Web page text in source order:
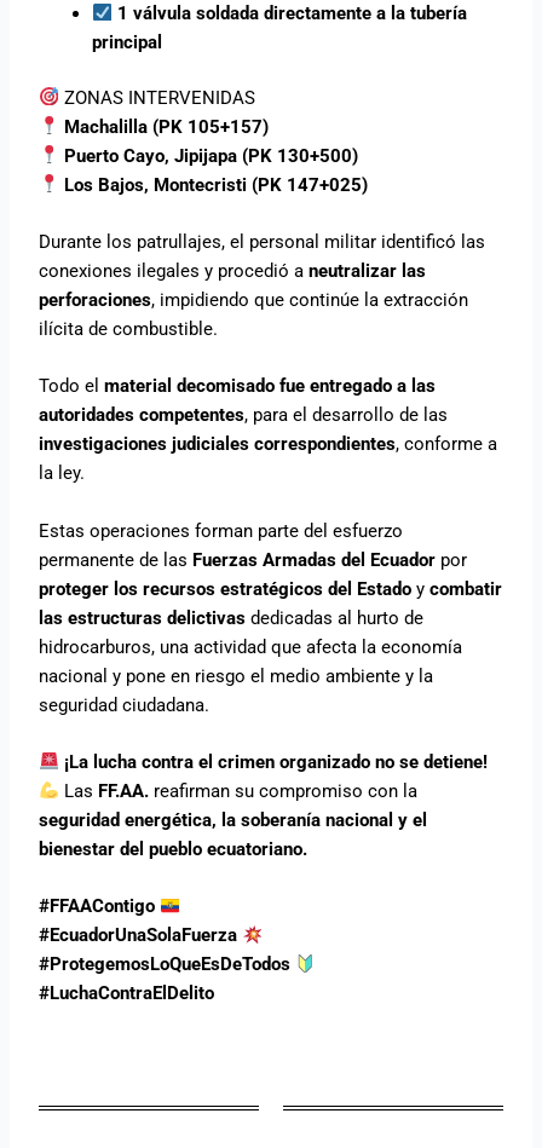
1 válvula soldada directamente a la tubería
principal
ZONAS INTERVENIDAS
Machalilla (PK 105+157)
Puerto Cayo, Jipijapa (PK 130+500)
Los Bajos, Montecristi (PK 147+025)
Durante los patrullajes, el personal militar identificó las
conexiones ilegales y procedió aneutralizar las
perforaciones, impidiendo que continúe la extracción
ilícita de combustible.
Todo elmaterial decomisado fue entregado a las
autoridades competentes, para el desarrollo de las
investigaciones judiciales correspondientes, conforme a
la ley.
Estas operaciones forman parte del esfuerzo
permanente de las Fuerzas Armadas del Ecuador por
proteger los recursos estratégicos del Estado ycombatir
las estructuras delictivas dedicadas al hurto de
hidrocarburos, una actividad que afecta la economía
nacional y pone en riesgo el medio ambiente y la
seguridad ciudadana.
¡La lucha contra el crimen organizado no se detiene!
Las FF.AA. reafirman su compromiso con la
seguridad energética, la soberanía nacional y el
bienestar del pueblo ecuatoriano.
#FFAAContigo
#EcuadorUnaSolaFuerza
#ProtegemosLoQueEsDeTodos
#LuchaContraElDelito